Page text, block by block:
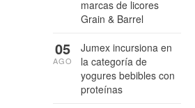
marcas de licores
Grain & Barrel
Jumex incursiona en
la categoría de
yogures bebibles con
proteínas
05
AGO